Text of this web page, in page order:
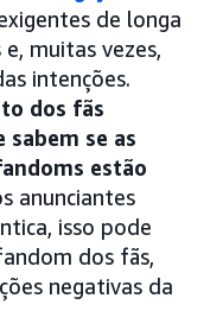
de longa
muitas vezes,
intenções.
dos fãs
se as
estão
anunciantes
isso pode
dos fãs,
negativas da